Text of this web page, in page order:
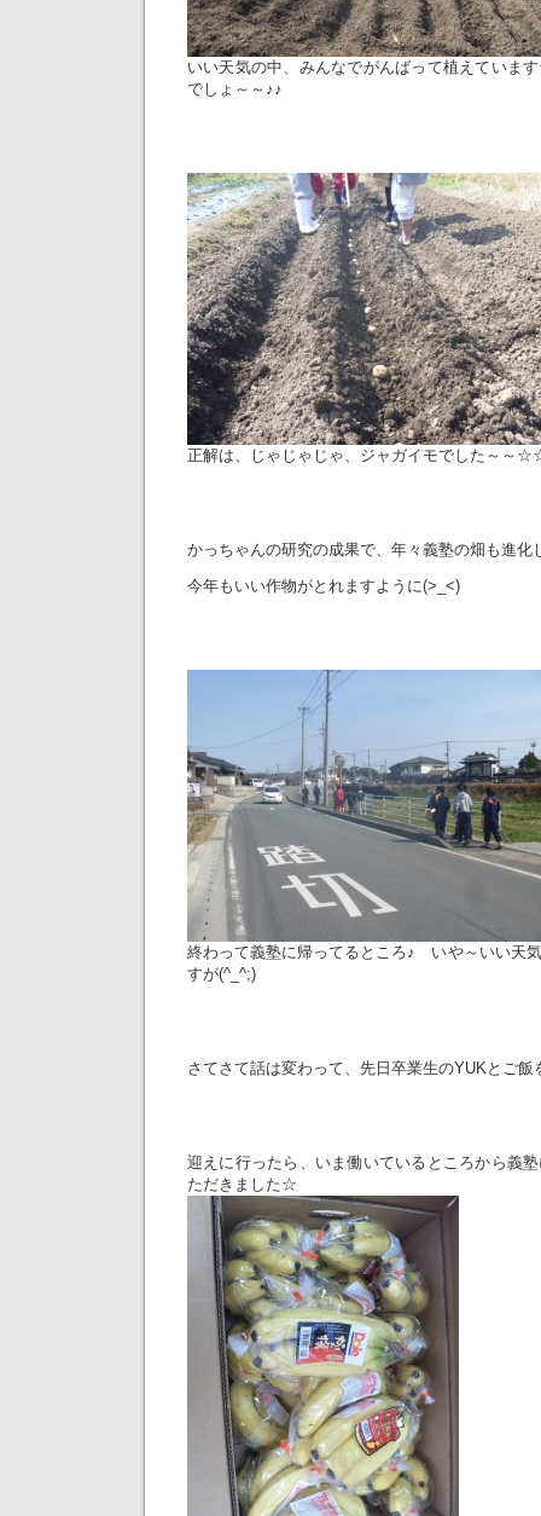
いい天気の中、みんなでがんばって植えてい
でしょ～～♪♪
正解は、じゃじゃじゃ、ジャガイモでした～～
かっちゃんの研究の成果で、年々義塾の畑も進
今年もいい作物がとれますように(>_<)
終わって義塾に帰ってるところ♪ いや～いい
すが(^_^;)
さてさて話は変わって、先日卒業生のYUKとご飯
迎えに行ったら、いま働いているところから義
ただきました☆